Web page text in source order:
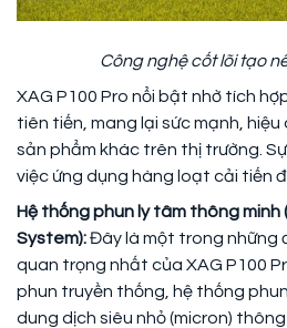
Công nghệ cốt lõi tạo
XAG P100 Pro nổi bật nhờ tích
tiên tiến, mang lại sức mạnh,
sản phẩm khác trên thị trường.
việc ứng dụng hàng loạt cải tiến
Hệ thống phun ly tâm thông
System):Đây là một trong những
quan trọng nhất của XAG P100
phun truyền thống, hệ thống
dung dịch siêu nhỏ (micron)